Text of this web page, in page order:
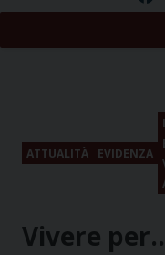
ATTUALITÀ EVIDENZA
Vivere